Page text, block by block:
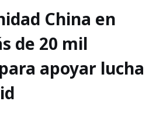
China en
de 20 mil
apoyar lucha